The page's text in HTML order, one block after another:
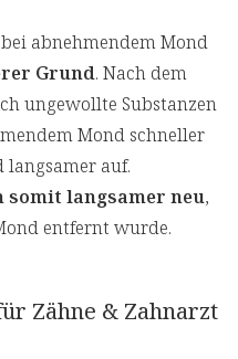
abnehmendem Mond
Grund. Nach dem
ungewollte Substanzen
Mond schneller
auf.
langsamer neu,
entfernt wurde.
Zähne & Zahnarzt